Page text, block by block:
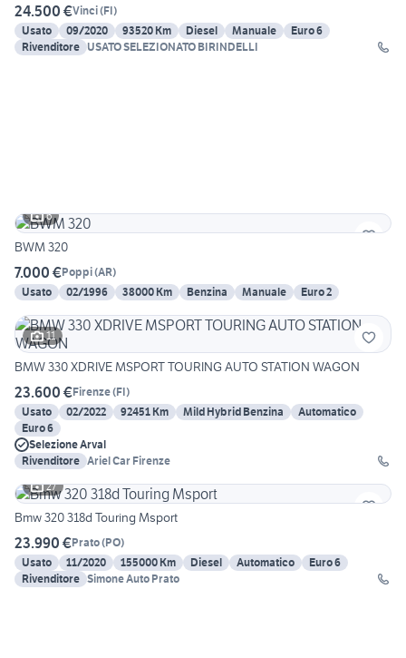
24.500 €Vinci(FI)
Usato
09/2020 93520 Km Diesel Manuale
Euro 6
Rivenditore USATO SELEZIONATO BIRINDELLI
6
BWM 320
7.000 €Poppi(AR)
Usato
02/1996 38000 Km Benzina Manuale Euro 2
11
BMW 330 XDRIVE MSPORT TOURING AUTO STATION WAGON
23.600 €Firenze(FI)
Usato
02/2022 92451 Km Mild Hybrid Benzina
Automatico
Euro 6
Selezione Arval
Rivenditore Ariel Car Firenze
27
Bmw 320 318d Touring Msport
23.990 €Prato(PO)
Usato
11/2020 155000 Km Diesel Automatico
Euro 6
Rivenditore Simone Auto Prato